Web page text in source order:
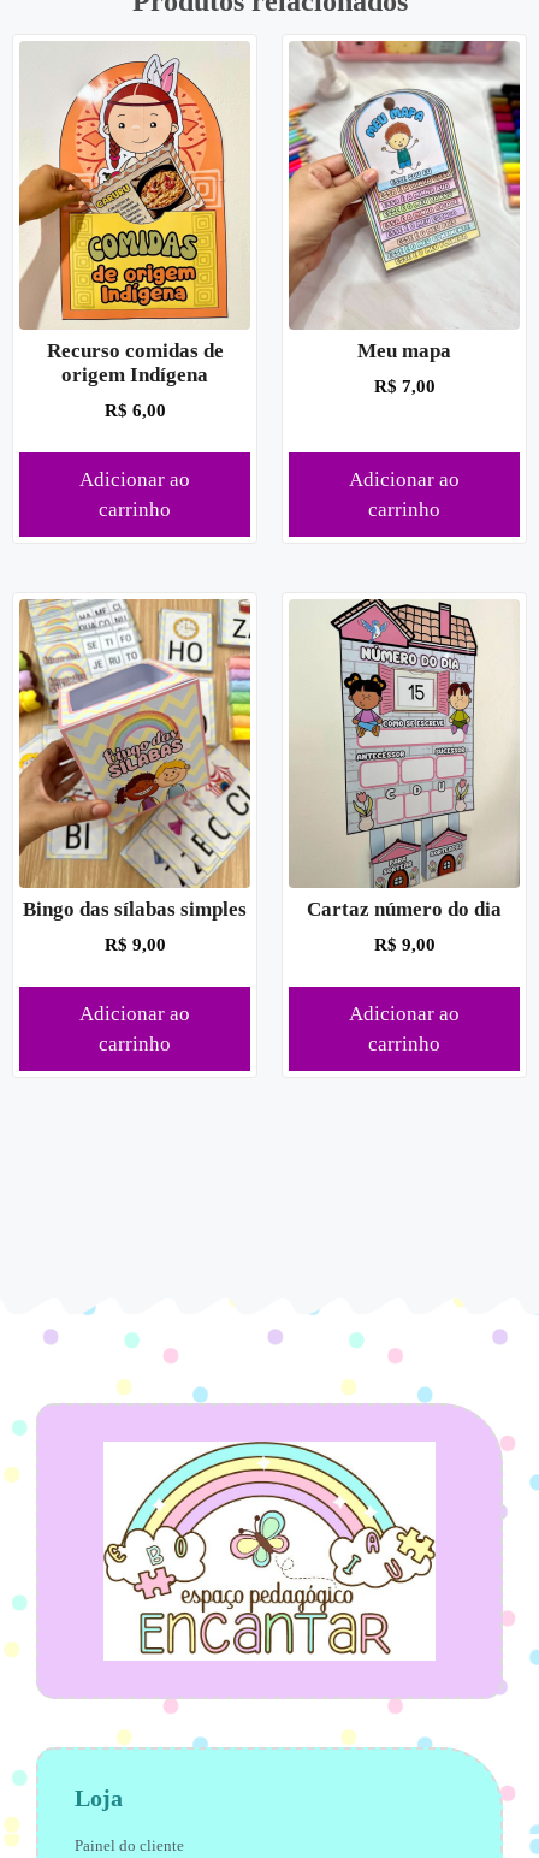
Recurso comidas de
origem Indígena
R$ 6,00
Adicionar ao
carrinho
Meu mapa
R$ 7,00
Adicionar ao
carrinho
Bingo das sílabas simples
R$ 9,00
Adicionar ao
carrinho
Cartaz número do dia
R$ 9,00
Adicionar ao
carrinho
Loja
Painel do cliente